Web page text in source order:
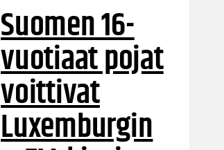
Suomen 16-
vuotiaat pojat
voittivat
Luxemburgin